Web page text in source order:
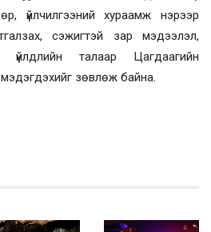
үйлчилгээний хураамж нэрээр
сэжигтэй зар мэдээлэл,
үйлдлийн талаар Цагдаагийн
зөвлөж байна.